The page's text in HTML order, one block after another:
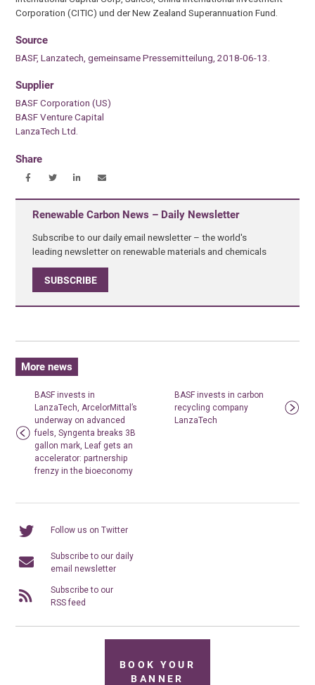
Corporation (CITIC) und der New Zealand Superannuation Fund.
Source
BASF, Lanzatech, gemeinsame Pressemitteilung, 2018-06-13.
Supplier
BASF Corporation (US)
BASF Venture Capital
LanzaTech Ltd.
Share
Renewable Carbon News – Daily Newsletter
Subscribe to our daily email newsletter – the world's
leading newsletter on renewable materials and chemicals
SUBSCRIBE
More news
BASF invests in
LanzaTech, ArcelorMittal’s
underway on advanced
fuels, Syngenta breaks 3B
gallon mark, Leaf gets an
accelerator: partnership
frenzy in the bioeconomy
BASF invests in carbon
recycling company
LanzaTech
Follow us on Twitter
Subscribe to our daily
email newsletter
Subscribe to our
RSS feed
BOOK YOUR
BANNER